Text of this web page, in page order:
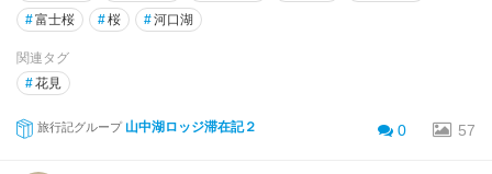
#富士桜 #桜 #河口湖
関連タグ
#花見
旅行記グループ 山中湖ロッジ滞在記２ 0 57